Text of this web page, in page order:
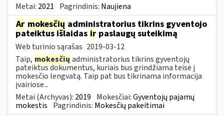
Metai: 2021 Pagrindinis: Naujiena
Ar mokesčių administratorius tikrins gyventojo
pateiktus išlaidas ir paslaugų suteikimą
Web turinio sąrašas 2019-03-12
Taip, mokesčių administratorius tikrins gyventojų
pateiktus dokumentus, kuriais bus grindžiama teisė į
mokesčio lengvatą. Taip pat bus tikrinama informacija
įvairiose...
Metai (Archyvas): 2019 Mokesčiai:Gyventojų pajamų
mokestis Pagrindinis: Mokesčių pakeitimai